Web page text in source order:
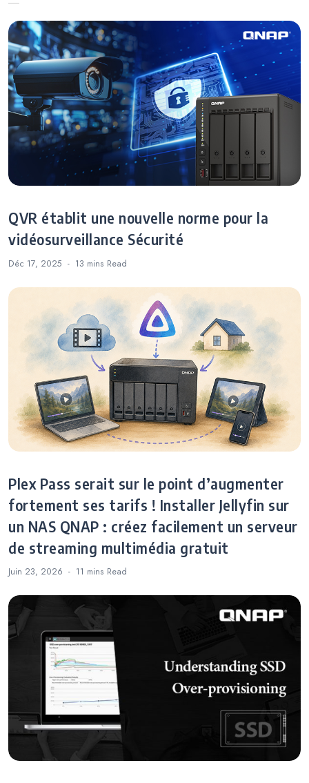
disque dur
QVR établit une nouvelle norme pour la
vidéosurveillance Sécurité
Déc 17, 2025 13 mins Read
Plex Pass serait sur le point d’augmenter
fortement ses tarifs ! Installer Jellyfin sur
un NAS QNAP : créez facilement un serveur
de streaming multimédia gratuit
Juin 23, 2026 11 mins Read